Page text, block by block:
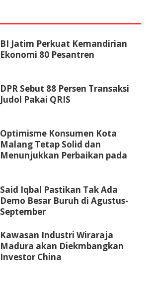
BI Jatim Perkuat Kemandirian
Ekonomi 80 Pesantren
DPR Sebut 88 Persen Transaksi
Judol Pakai QRIS
Optimisme Konsumen Kota
Malang Tetap Solid dan
Menunjukkan Perbaikan pada
Said Iqbal Pastikan Tak Ada
Demo Besar Buruh di Agustus-
September
Kawasan Industri Wiraraja
Madura akan Diekmbangkan
Investor China